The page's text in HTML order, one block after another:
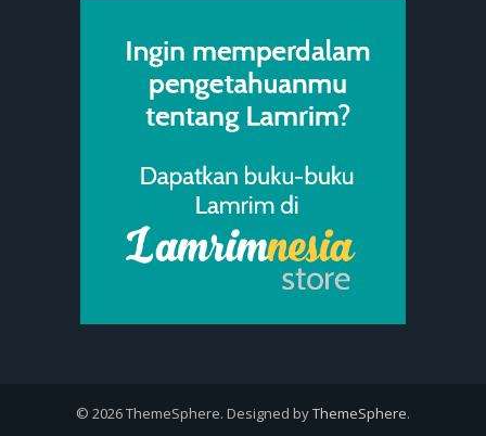
© 2026 ThemeSphere. Designed byThemeSphere.